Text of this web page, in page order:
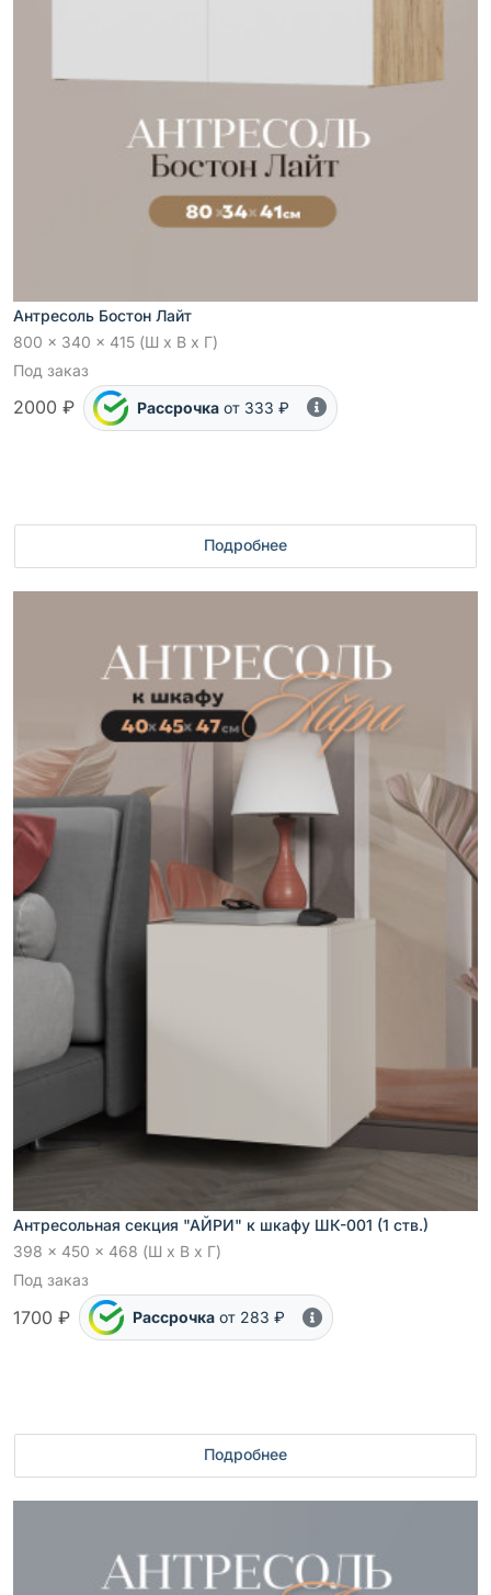
Антресоль Бостон Лайт
800 x 340 x 415 (Ш x В x Г)
Под заказ
2000 ₽ Рассрочка от 333 ₽
Подробнее
Антресольная секция "АЙРИ" к шкафу ШК-001 (1 ств.)
398 x 450 x 468 (Ш x В x Г)
Под заказ
1700 ₽ Рассрочка от 283 ₽
Подробнее